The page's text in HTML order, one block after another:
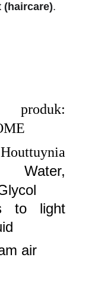
(haircare).
:
Houttuynia
Water,
to light
air